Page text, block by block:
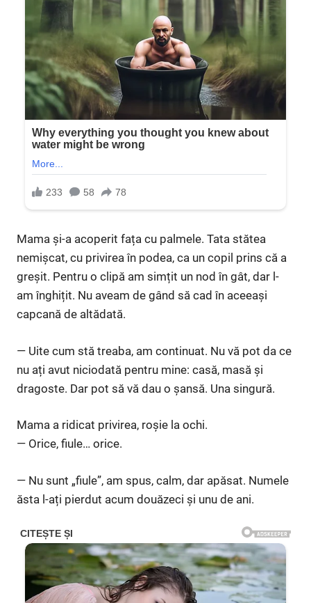
Mama și-a acoperit fața cu palmele. Tata stătea
nemișcat, cu privirea în podea, ca un copil prins că a
greșit. Pentru o clipă am simțit un nod în gât, dar l-
am înghițit. Nu aveam de gând să cad în aceeași
capcană de altădată.
— Uite cum stă treaba, am continuat. Nu vă pot da ce
nu ați avut niciodată pentru mine: casă, masă și
dragoste. Dar pot să vă dau o șansă. Una singură.
Mama a ridicat privirea, roșie la ochi.
— Orice, fiule… orice.
— Nu sunt „fiule”, am spus, calm, dar apăsat. Numele
ăsta l-ați pierdut acum douăzeci și unu de ani.